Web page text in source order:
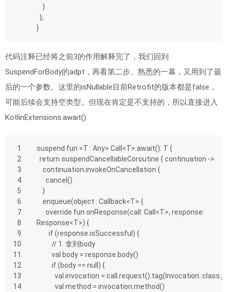
    }
  };
}
代码注释已经将之前3的作用解释完了，我们回到
SuspendForBody的adpt，再看第二步。熟悉的一幕，又用到了最
后的一个参数。这里的isNullable目前Retrofit的版本都是false，
可能后续会支持空类型。但现在肯定是不支持的，所以直接进入
KotlinExtensions.await()
1
2
3
4
5
6
7
8
9
10
11
12
13
14
suspend fun <T : Any> Call<T>.await(): T {
  return suspendCancellableCoroutine { continuation ->
    continuation.invokeOnCancellation {
      cancel()
    }
    enqueue(object : Callback<T> {
Response<T>) {
        if (response.isSuccessful) {
          // 1. 拿到body
          val body = response.body()
          if (body == null) {
val invocation =
            val method = invocation.method()